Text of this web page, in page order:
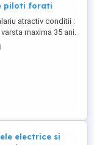
piloti forati
atractiv conditii :
maxima 35 ani.
electrice si